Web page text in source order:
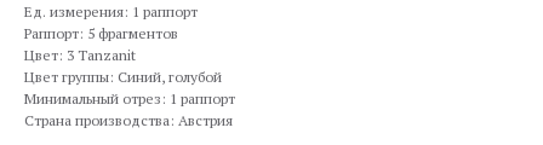
Ед. измерения: 1 раппорт
Раппорт: 5 фрагментов
Цвет: 3 Tanzanit
Цвет группы: Синий, голубой
Минимальный отрез: 1 раппорт
Страна производства: Австрия